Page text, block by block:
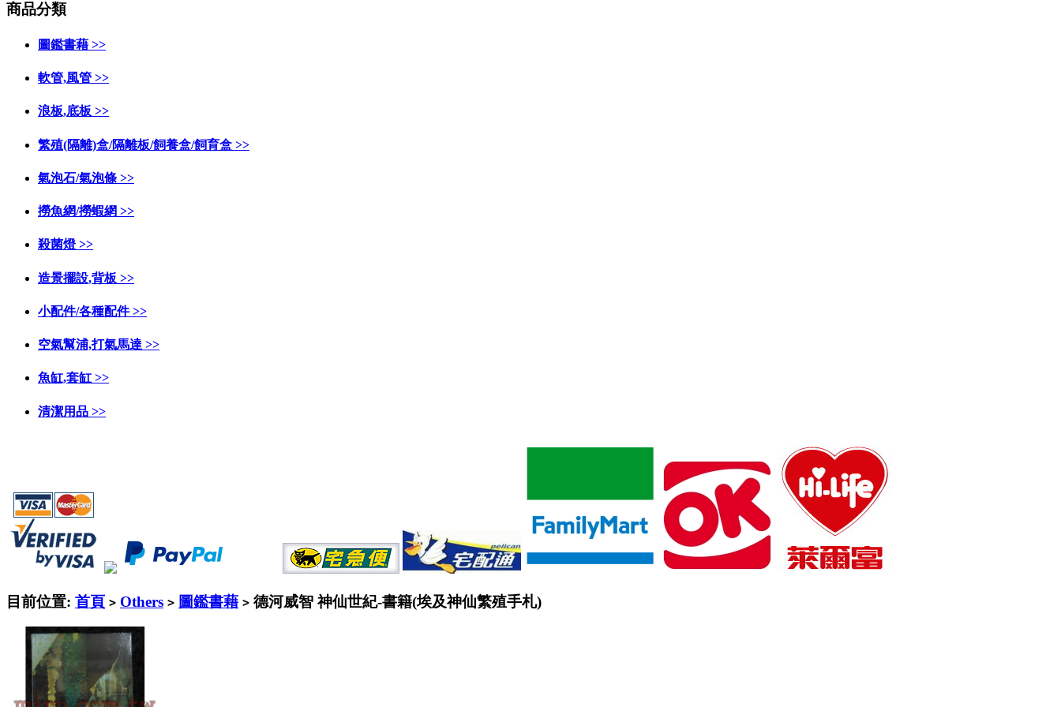
商品分類
圖鑑書藉 >>
軟管,風管 >>
浪板,底板 >>
繁殖(隔離)盒/隔離板/飼養盒/飼育盒 >>
氣泡石/氣泡條 >>
撈魚網/撈蝦網 >>
殺菌燈 >>
造景擺設,背板 >>
小配件/各種配件 >>
空氣幫浦,打氣馬達 >>
魚缸,套缸 >>
清潔用品 >>
目前位置: 首頁 > Others > 圖鑑書藉 > 德河威智 神仙世紀-書籍(埃及神仙繁殖手札)